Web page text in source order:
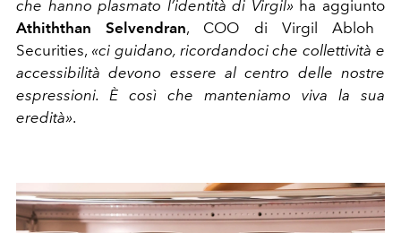
che hanno plasmato l’identità di Virgil»ha aggiunto
Athiththan Selvendran, COO di Virgil Abloh
Securities, «ci guidano, ricordandoci che collettività e
accessibilità devono essere al centro delle nostre
espressioni. È così che manteniamo viva la sua
eredità».